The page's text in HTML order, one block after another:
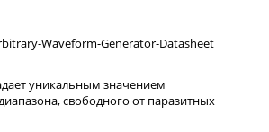
уникальным значением
свободного от паразитных